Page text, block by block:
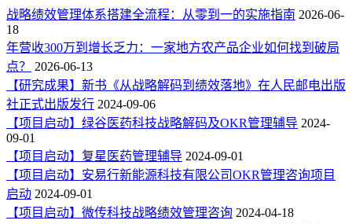
战略绩效管理体系搭建全流程：从零到一的实施指南 2026-06-
18
年营收300万到增长乏力：一家地方农产品企业如何找到破局
点？
2026-06-13
【研究成果】新书《从战略解码到绩效落地》在人民邮电出版
社正式出版发行 2024-09-06
【项目启动】绿谷医药科技战略解码及OKR管理辅导 2024-
09-01
【项目启动】复星医药管理辅导 2024-09-01
【项目启动】安易行新能源科技有限公司OKR管理咨询项目
启动 2024-09-01
【项目启动】微传科技战略绩效管理咨询 2024-04-18